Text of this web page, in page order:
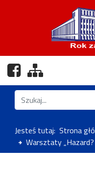
Nasz profil na
Jesteś tutaj: Strona
Warsztaty
Znajdź na stronie